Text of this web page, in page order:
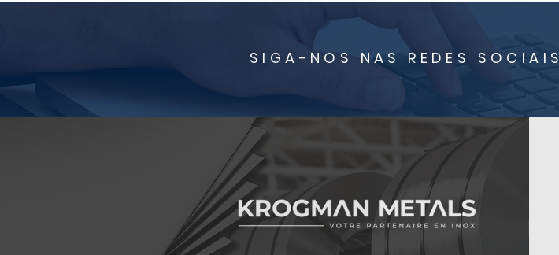
SIGA-NOS NAS REDES SOCIAIS